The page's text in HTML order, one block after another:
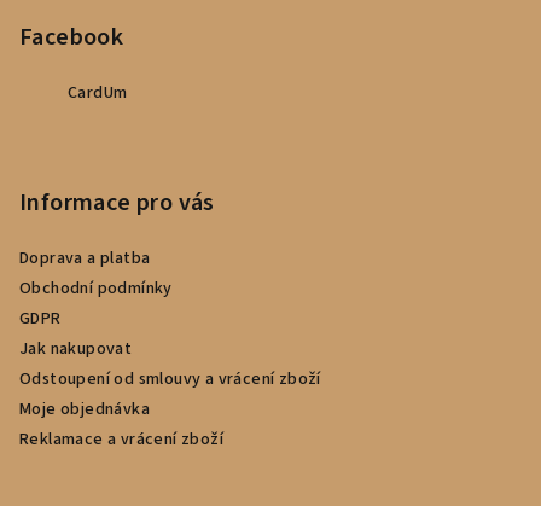
Facebook
CardUm
Informace pro vás
Doprava a platba
Obchodní podmínky
GDPR
Jak nakupovat
Odstoupení od smlouvy a vrácení zboží
Moje objednávka
Reklamace a vrácení zboží